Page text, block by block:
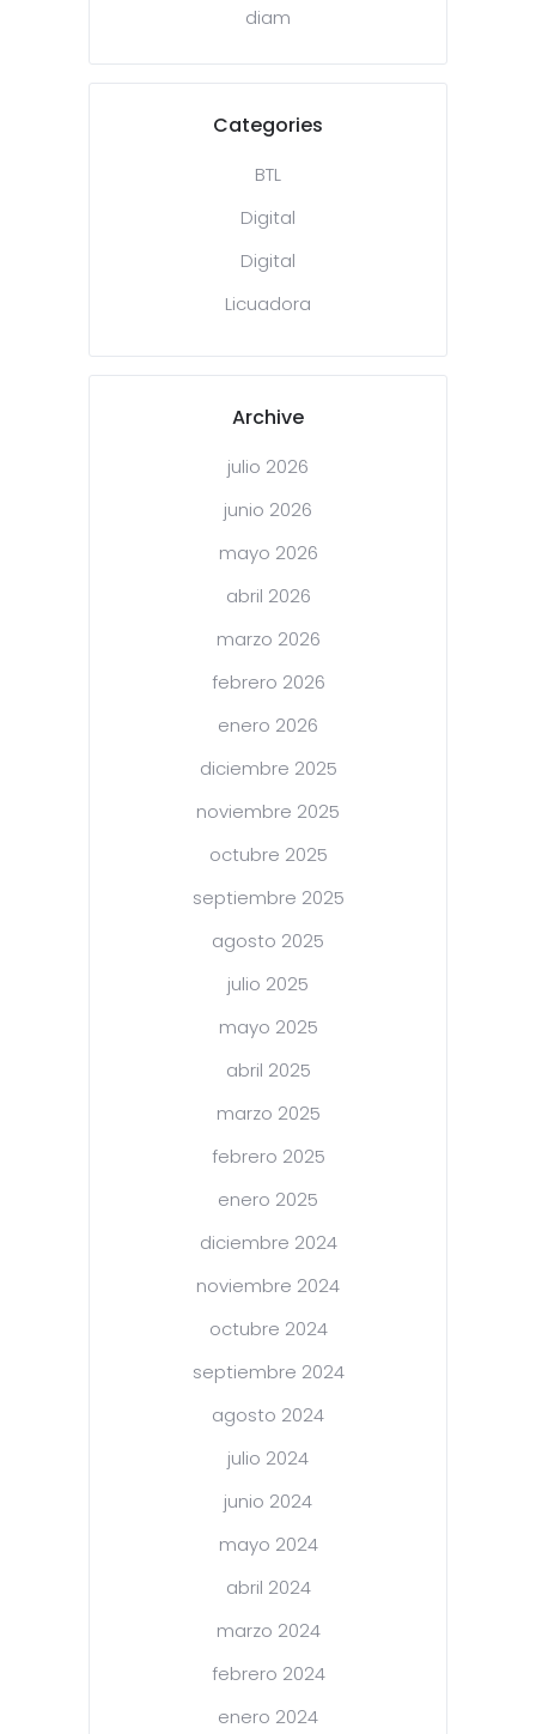
diam
Categories
BTL
Digital
Digital
Licuadora
Archive
julio 2026
junio 2026
mayo 2026
abril 2026
marzo 2026
febrero 2026
enero 2026
diciembre 2025
noviembre 2025
octubre 2025
septiembre 2025
agosto 2025
julio 2025
mayo 2025
abril 2025
marzo 2025
febrero 2025
enero 2025
diciembre 2024
noviembre 2024
octubre 2024
septiembre 2024
agosto 2024
julio 2024
junio 2024
mayo 2024
abril 2024
marzo 2024
febrero 2024
enero 2024